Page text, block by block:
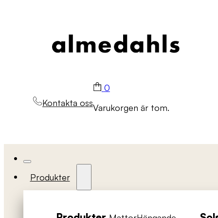
Kontakta oss
0
Varukorgen är tom.
Produkter